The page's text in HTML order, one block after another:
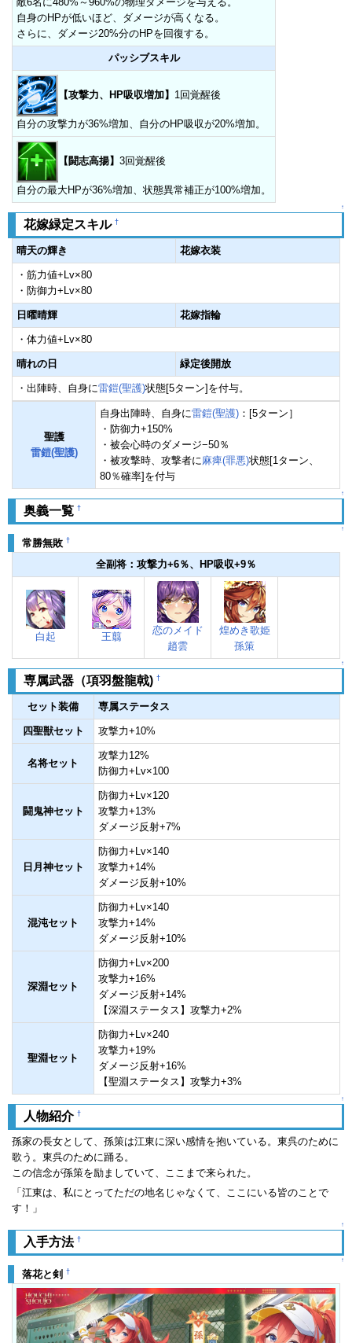
自身のHPが低いほど、ダメージが高くなる。
さらに、ダメージ20%分のHPを回復する。
パッシブスキル
【攻撃力、HP吸収増加】 1回覚醒後
自分の攻撃力が36%増加、自分のHP吸収が20%増加。
【闘志高揚】 3回覚醒後
自分の最大HPが36%増加、状態異常補正が100%増加。
↑
花嫁緑定スキル †
晴天の輝き 花嫁衣装
・筋力値+Lv×80
・防御力+Lv×80
日曜晴輝 花嫁指輪
・体力値+Lv×80
晴れの日 緑定後開放
・出陣時、自身に雷鎧(聖護)状態[5ターン]を付与。
聖護
雷鎧(聖護)
自身出陣時、自身に雷鎧(聖護) ：[5ターン］
・防御力+150%
・被会心時のダメージ−50％
・被攻撃時、攻撃者に麻痺(罪悪)状態[1ターン、
80％確率]を付与
↑
奥義一覧 †
↑
常勝無敗 †
全副将：攻撃力+6％、HP吸収+9％
白起 王翦
恋のメイド
趙雲
煌めき歌姫
孫策
↑
専属武器（項羽盤龍戟) †
セット装備 専属ステータス
四聖獣セット 攻撃力+10%
名将セット
攻撃力12%
防御力+Lv×100
闘鬼神セット
防御力+Lv×120
攻撃力+13%
ダメージ反射+7%
日月神セット
防御力+Lv×140
攻撃力+14%
ダメージ反射+10%
混沌セット
防御力+Lv×140
攻撃力+14%
ダメージ反射+10%
深淵セット
防御力+Lv×200
攻撃力+16%
ダメージ反射+14%
【深淵ステータス】攻撃力+2%
聖淵セット
防御力+Lv×240
攻撃力+19%
ダメージ反射+16%
【聖淵ステータス】攻撃力+3%
↑
人物紹介 †
孫家の長女として、孫策は江東に深い感情を抱いている。東呉のために
歌う。東呉のために踊る。
この信念が孫策を励ましていて、ここまで来られた。
「江東は、私にとってただの地名じゃなくて、ここにいる皆のことで
す！」
↑
入手方法 †
↑
落花と剣 †